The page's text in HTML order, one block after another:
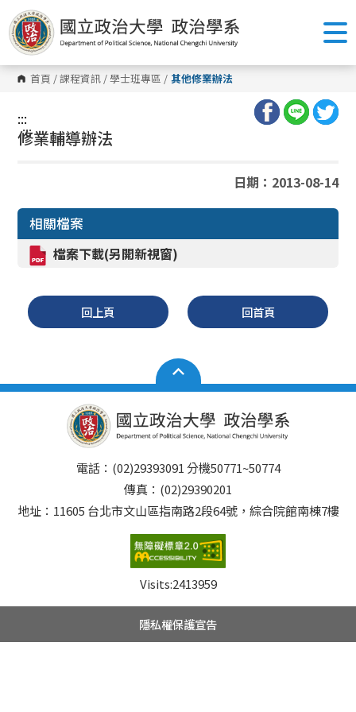
跳
到
主
要
內
容
區 首頁 /課程資訊 /學士班專區 / 其他修業辦法
:::
:::
修業輔導辦法
日期：2013-08-14
相關檔案
檔案下載(另開新視窗)
回上頁 回首頁
電話：(02)29393091 分機50771~50774
傳真：(02)29390201
地址：11605 台北市文山區指南路2段64號，綜合院館南棟7樓
Visits:2413959
隱私權保護宣告